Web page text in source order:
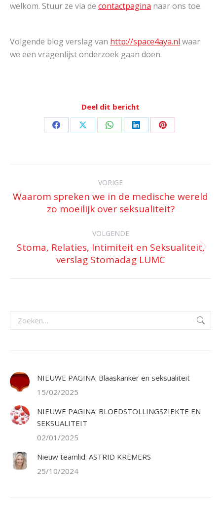
welkom. Stuur ze via de contactpagina naar ons toe.
Volgende blog verslag van http://space4aya.nl waar
we een vragenlijst onderzoek gaan doen.
Deel dit bericht
Deel
Facebook
Deel
X
Deel
WhatsApp
Deel
LinkedIn
Deel
Pinterest
Bericht
VORIGE
Vorig
bericht
Waarom spreken we in de medische wereld
zo moeilijk over seksualiteit?
VOLGENDE
Volgend
bericht
Stoma, Relaties, Intimiteit en Seksualiteit,
verslag Stomadag LUMC
Zoeken:
NIEUWE PAGINA: Blaaskanker en seksualiteit
15/02/2025
NIEUWE PAGINA: BLOEDSTOLLINGSZIEKTE EN
SEKSUALITEIT
02/01/2025
Nieuw teamlid: ASTRID KREMERS
25/10/2024